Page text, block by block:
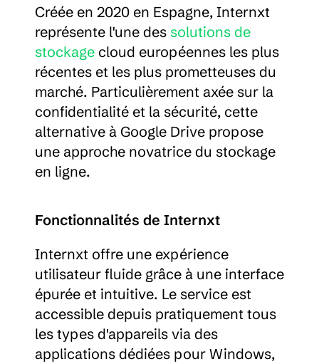
Créée en 2020 en Espagne, Internxt
représente l'une des solutions de
stockage cloud européennes les plus
récentes et les plus prometteuses du
marché. Particulièrement axée sur la
confidentialité et la sécurité, cette
alternative à Google Drive propose
une approche novatrice du stockage
en ligne.
Fonctionnalités de Internxt
Internxt offre une expérience
utilisateur fluide grâce à une interface
épurée et intuitive. Le service est
accessible depuis pratiquement tous
les types d'appareils via des
applications dédiées pour Windows,